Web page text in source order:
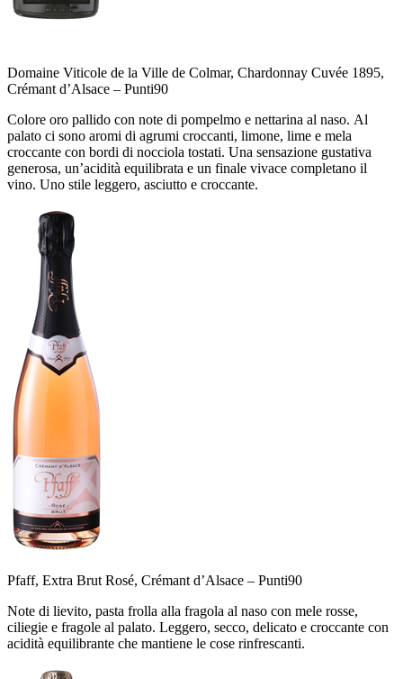
Domaine Viticole de la Ville de Colmar, Chardonnay Cuvée 1895,
Crémant d’Alsace – Punti90
Colore oro pallido con note di pompelmo e nettarina al naso. Al
palato ci sono aromi di agrumi croccanti, limone, lime e mela
croccante con bordi di nocciola tostati. Una sensazione gustativa
generosa, un’acidità equilibrata e un finale vivace completano il
vino. Uno stile leggero, asciutto e croccante.
Pfaff, Extra Brut Rosé, Crémant d’Alsace – Punti90
Note di lievito, pasta frolla alla fragola al naso con mele rosse,
ciliegie e fragole al palato. Leggero, secco, delicato e croccante con
acidità equilibrante che mantiene le cose rinfrescanti.